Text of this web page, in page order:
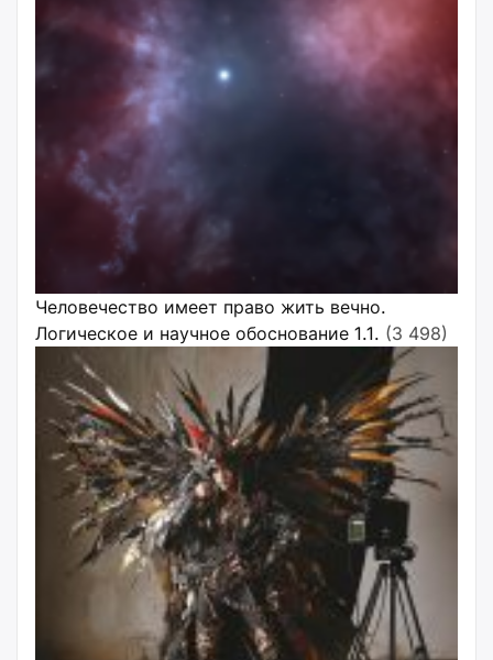
Человечество имеет право жить вечно.
Логическое и научное обоснование 1.1. (3 498)